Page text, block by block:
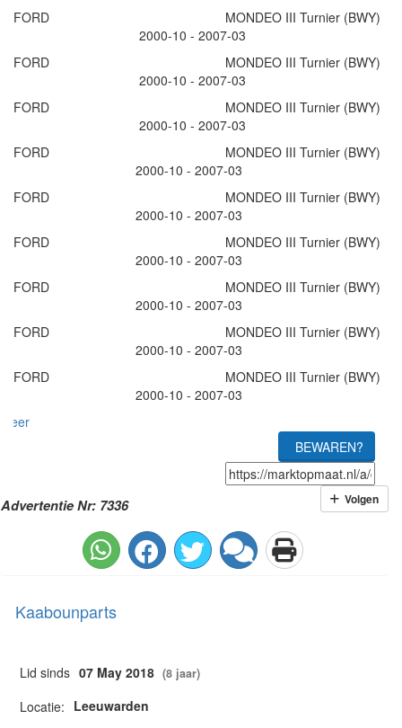
FORD MONDEO III Turnier (BWY)
2000-10 - 2007-03
FORD MONDEO III Turnier (BWY)
2000-10 - 2007-03
FORD MONDEO III Turnier (BWY)
2000-10 - 2007-03
FORD MONDEO III Turnier (BWY)
2000-10 - 2007-03
FORD MONDEO III Turnier (BWY)
2000-10 - 2007-03
FORD MONDEO III Turnier (BWY)
2000-10 - 2007-03
FORD MONDEO III Turnier (BWY)
2000-10 - 2007-03
FORD MONDEO III Turnier (BWY)
2000-10 - 2007-03
FORD MONDEO III Turnier (BWY)
2000-10 - 2007-03
meer
BEWAREN?
Advertentie Nr: 7336 Volgen
Kaabounparts
Lid sinds 07 May 2018 (8 jaar)
Locatie: Leeuwarden